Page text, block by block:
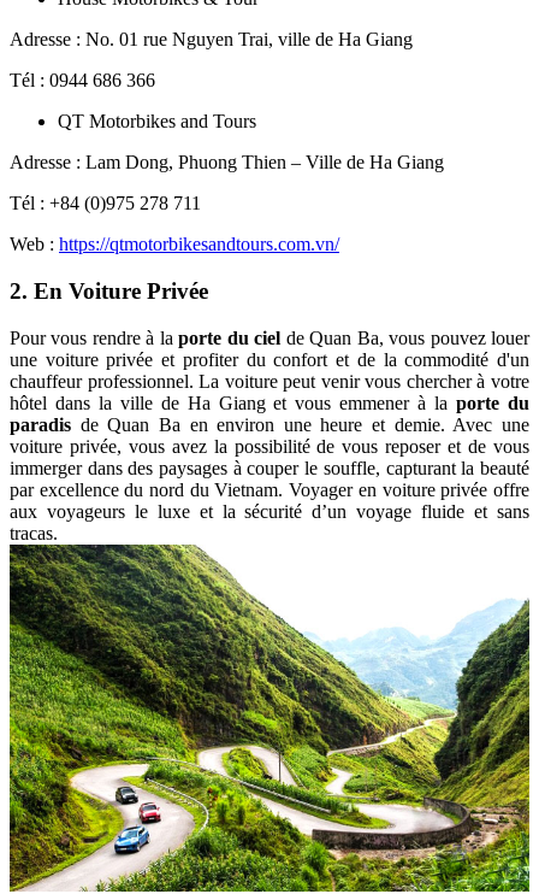
Adresse : No. 01 rue Nguyen Trai, ville de Ha Giang
Tél : 0944 686 366
QT Motorbikes and Tours
Adresse : Lam Dong, Phuong Thien – Ville de Ha Giang
Tél : +84 (0)975 278 711
Web : https://qtmotorbikesandtours.com.vn/
2. En Voiture Privée
Pour vous rendre à laporte du ciel de Quan Ba, vous pouvez louer
une voiture privée et profiter du confort et de la commodité d'un
chauffeur professionnel. La voiture peut venir vous chercher à votre
hôtel dans la ville de Ha Giang et vous emmener à laporte du
paradis de Quan Ba ​​​​en environ une heure et demie. Avec une
voiture privée, vous avez la possibilité de vous reposer et de vous
immerger dans des paysages à couper le souffle, capturant la beauté
par excellence du nord du Vietnam. Voyager en voiture privée offre
aux voyageurs le luxe et la sécurité d’un voyage fluide et sans
tracas.